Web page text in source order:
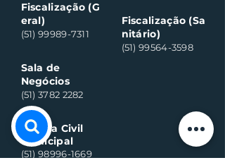
Fiscalização (G
eral)
(51) 99989-7311
Sala de
Negócios
(51) 3782 2282
Defesa Civil
Municipal
(51) 98996-1669
Fiscalização (Sa
nitário)
(51) 99564-3598